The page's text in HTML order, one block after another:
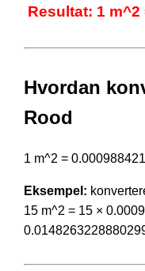
Resultat: 1 m^2
Hvordan
Rood
1 m^2 =
Eksempel:
15 m^2 = 15 ×